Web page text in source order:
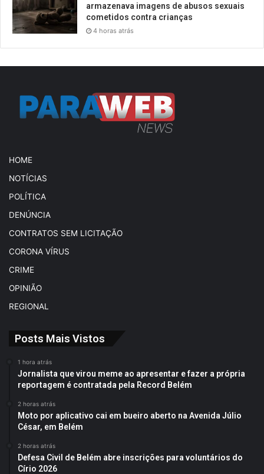
armazenava imagens de abusos sexuais
cometidos contra crianças
4 horas atrás
HOME
NOTÍCIAS
POLÍTICA
DENÚNCIA
CONTRATOS SEM LICITAÇÃO
CORONA VÍRUS
CRIME
OPINIÃO
REGIONAL
Posts Mais Vistos
1 hora atrás
Jornalista que virou meme ao apresentar e fazer a própria
reportagem é contratada pela Record Belém
2 horas atrás
Moto por aplicativo cai em bueiro aberto na Avenida Júlio
César, em Belém
2 horas atrás
Defesa Civil de Belém abre inscrições para voluntários do
Círio 2026